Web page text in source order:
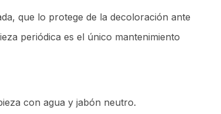
que lo protege de la decoloración ante
periódica es el único mantenimiento
con agua y jabón neutro.